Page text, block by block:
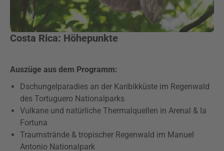
Costa Rica: Höhepunkte
Auszüge aus dem Programm:
Dschungelparadies an der Karibikküste im Regenwald
des Tortuguero Nationalparks
Vulkane und natürliche Thermalquellen in Arenal & la
Fortuna
Traumstrände & tropischer Regenwald im Manuel
Antonio Nationalpark